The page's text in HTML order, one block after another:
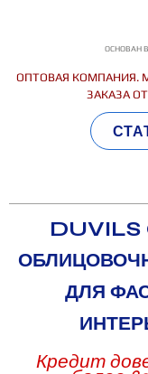
ОСНОВАН
ОПТОВАЯ КОМПАНИЯ.
ЗАКАЗА
DUVILS
ДЛЯ
Кредит